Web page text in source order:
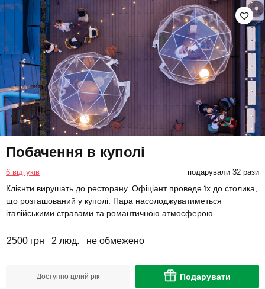
Побачення в куполі
6 відгуків подарували 32 рази
Клієнти вирушать до ресторану. Офіціант проведе їх до столика,
що розташований у куполі. Пара насолоджуватиметься
італійськими стравами та романтичною атмосферою.
2500 грн 2 люд. не обмежено
Доступно цілий рік Подарувати